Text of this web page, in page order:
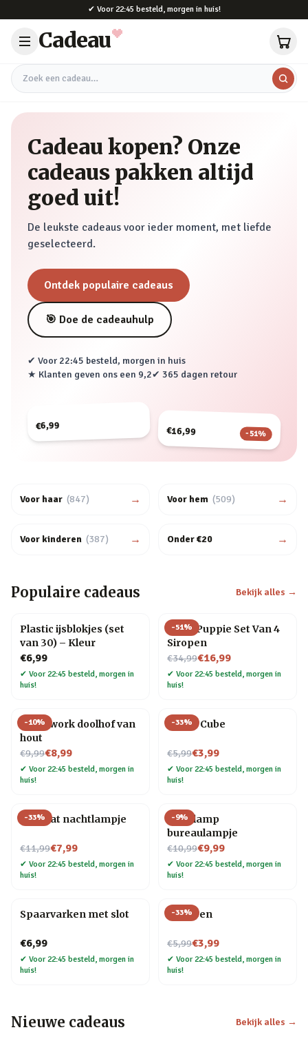
✔ Voor 22:45 besteld, morgen in huis!
Cadeau
Zoek een cadeau
Cadeau kopen? Onze
cadeaus pakken altijd
goed uit!
De leukste cadeaus voor ieder moment, met liefde
geselecteerd.
Ontdek populaire cadeaus
🎯 Doe de cadeauhulp
✔ Voor 22:45 besteld, morgen in huis
★ Klanten geven ons een 9,2✔ 365 dagen retour
€6,99 €16,99 -51%
Voor haar (847) → Voor hem (509) →
Voor kinderen (387) → Onder €20 →
Populaire cadeaus Bekijk alles →
Plastic ijsblokjes (set
van 30) – Kleur
€6,99
✔ Voor 22:45 besteld, morgen in
huis!
-51%
Slush Puppie Set Van 4
Siropen
€34,99
Nu voor€16,99
✔ Voor 22:45 besteld, morgen in
huis!
-10%
Teamwork doolhof van
hout
€9,99
Nu voor€8,99
✔ Voor 22:45 besteld, morgen in
huis!
-33%
Magic Cube
€5,99
Nu voor€3,99
✔ Voor 22:45 besteld, morgen in
huis!
-33%
Mini kat nachtlampje
€11,99
Nu voor€7,99
✔ Voor 22:45 besteld, morgen in
huis!
-9%
Gloeilamp
bureaulampje
€10,99
Nu voor€9,99
✔ Voor 22:45 besteld, morgen in
huis!
Spaarvarken met slot
€6,99
✔ Voor 22:45 besteld, morgen in
huis!
-33%
Veer pen
€5,99
Nu voor€3,99
✔ Voor 22:45 besteld, morgen in
huis!
Nieuwe cadeaus Bekijk alles →